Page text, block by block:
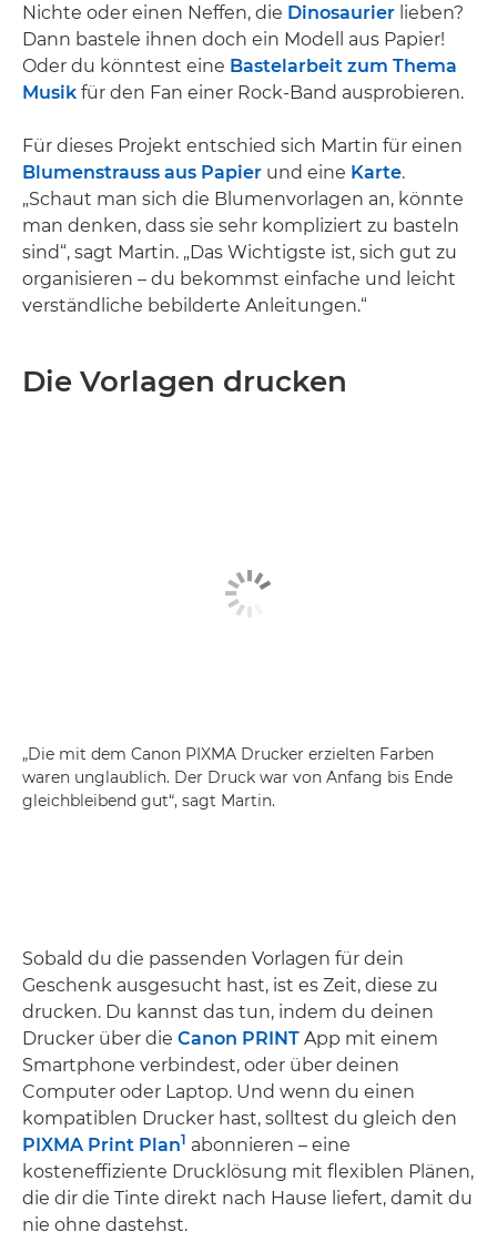
Nichte oder einen Neffen, die Dinosaurier lieben?
Dann bastele ihnen doch ein Modell aus Papier!
Oder du könntest eine Bastelarbeit zum Thema
Musik für den Fan einer Rock-Band ausprobieren.
Für dieses Projekt entschied sich Martin für einen
Blumenstrauss aus Papier und eine Karte.
„Schaut man sich die Blumenvorlagen an, könnte
man denken, dass sie sehr kompliziert zu basteln
sind“, sagt Martin. „Das Wichtigste ist, sich gut zu
organisieren – du bekommst einfache und leicht
verständliche bebilderte Anleitungen.“
Die Vorlagen drucken
„Die mit dem Canon PIXMA Drucker erzielten Farben
waren unglaublich. Der Druck war von Anfang bis Ende
gleichbleibend gut“, sagt Martin.
Sobald du die passenden Vorlagen für dein
Geschenk ausgesucht hast, ist es Zeit, diese zu
drucken. Du kannst das tun, indem du deinen
Drucker über die Canon PRINT App mit einem
Smartphone verbindest, oder über deinen
Computer oder Laptop. Und wenn du einen
kompatiblen Drucker hast, solltest du gleich den
PIXMA Print Plan1 abonnieren – eine
kosteneffiziente Drucklösung mit flexiblen Plänen,
die dir die Tinte direkt nach Hause liefert, damit du
nie ohne dastehst.